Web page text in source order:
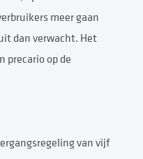
meer gaan
dan verwacht. Het
precario op de
van vijf